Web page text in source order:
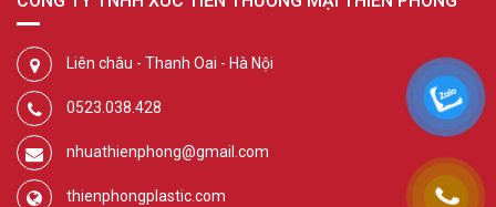
Liên châu - Thanh Oai - Hà Nội
0523.038.428
nhuathienphong@gmail.com
thienphongplastic.com